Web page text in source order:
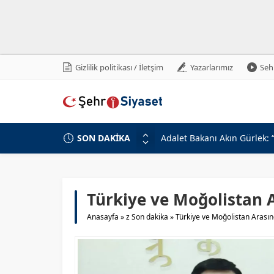
Gizlilik politikası / İletşim Yazarlarımız
SON DAKİKA
Devlet Bahçeli’den
Milli Savunma
Beştepe’de Cumhur İttifakı
MHP Genel Başkan
Gabar’da Petrol Üretiminde
Adalet Bakanı Akın Gürlek
Türkiye ve Moğolistan
Anasayfa »z Son dakika »Türkiye ve Moğolistan